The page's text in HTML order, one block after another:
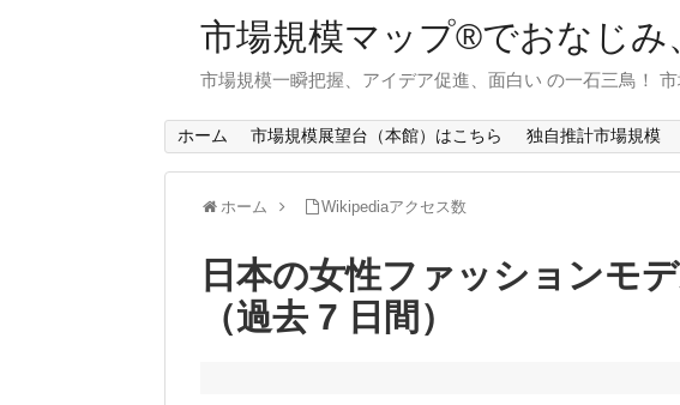
市場規模マップ®でおなじみ
市場規模一瞬把握、アイデア促進、面白い の一石三鳥！ 市
ホーム 市場規模展望台（本館）はこちら 独自推計市場規模
ホーム Wikipediaアクセス数
日本の女性ファッションモ
（過去 7 日間）